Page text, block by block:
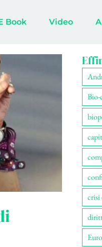
Book Video
Bio-
crisi